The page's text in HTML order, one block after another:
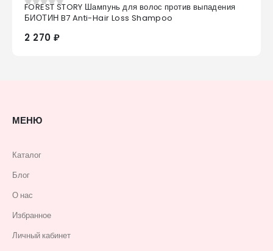
0из 5
FOREST STORY Шампунь для волос против выпадения
БИОТИН B7 Anti-Hair Loss Shampoo
2 270 ₽
МЕНЮ
Каталог
Блог
О нас
Избранное
Личный кабинет